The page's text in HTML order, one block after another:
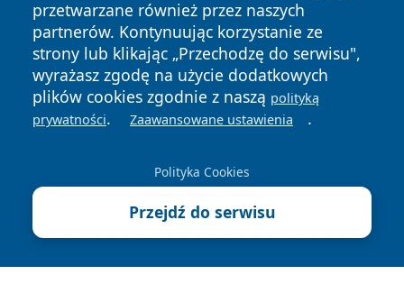
przetwarzane również przez naszych
partnerów. Kontynuując korzystanie ze
strony lub klikając „Przechodzę do serwisu",
wyrażasz zgodę na użycie dodatkowych
plików cookies zgodnie z naszą polityką
prywatności. Zaawansowane ustawienia .
Polityka Cookies
Przejdź do serwisu
zastrzeżone.
News Autorzy
Polityka
Prywatności
Polityka
Cookies